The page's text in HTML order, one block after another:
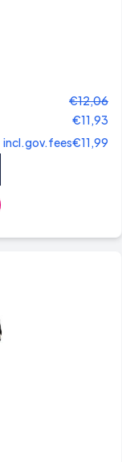
€12,06
€11,93
incl.gov.fees€11,99